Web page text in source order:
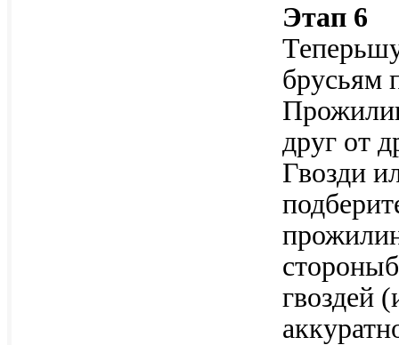
Этап 6
брусьям
друг от
Гвозди
гвоздей